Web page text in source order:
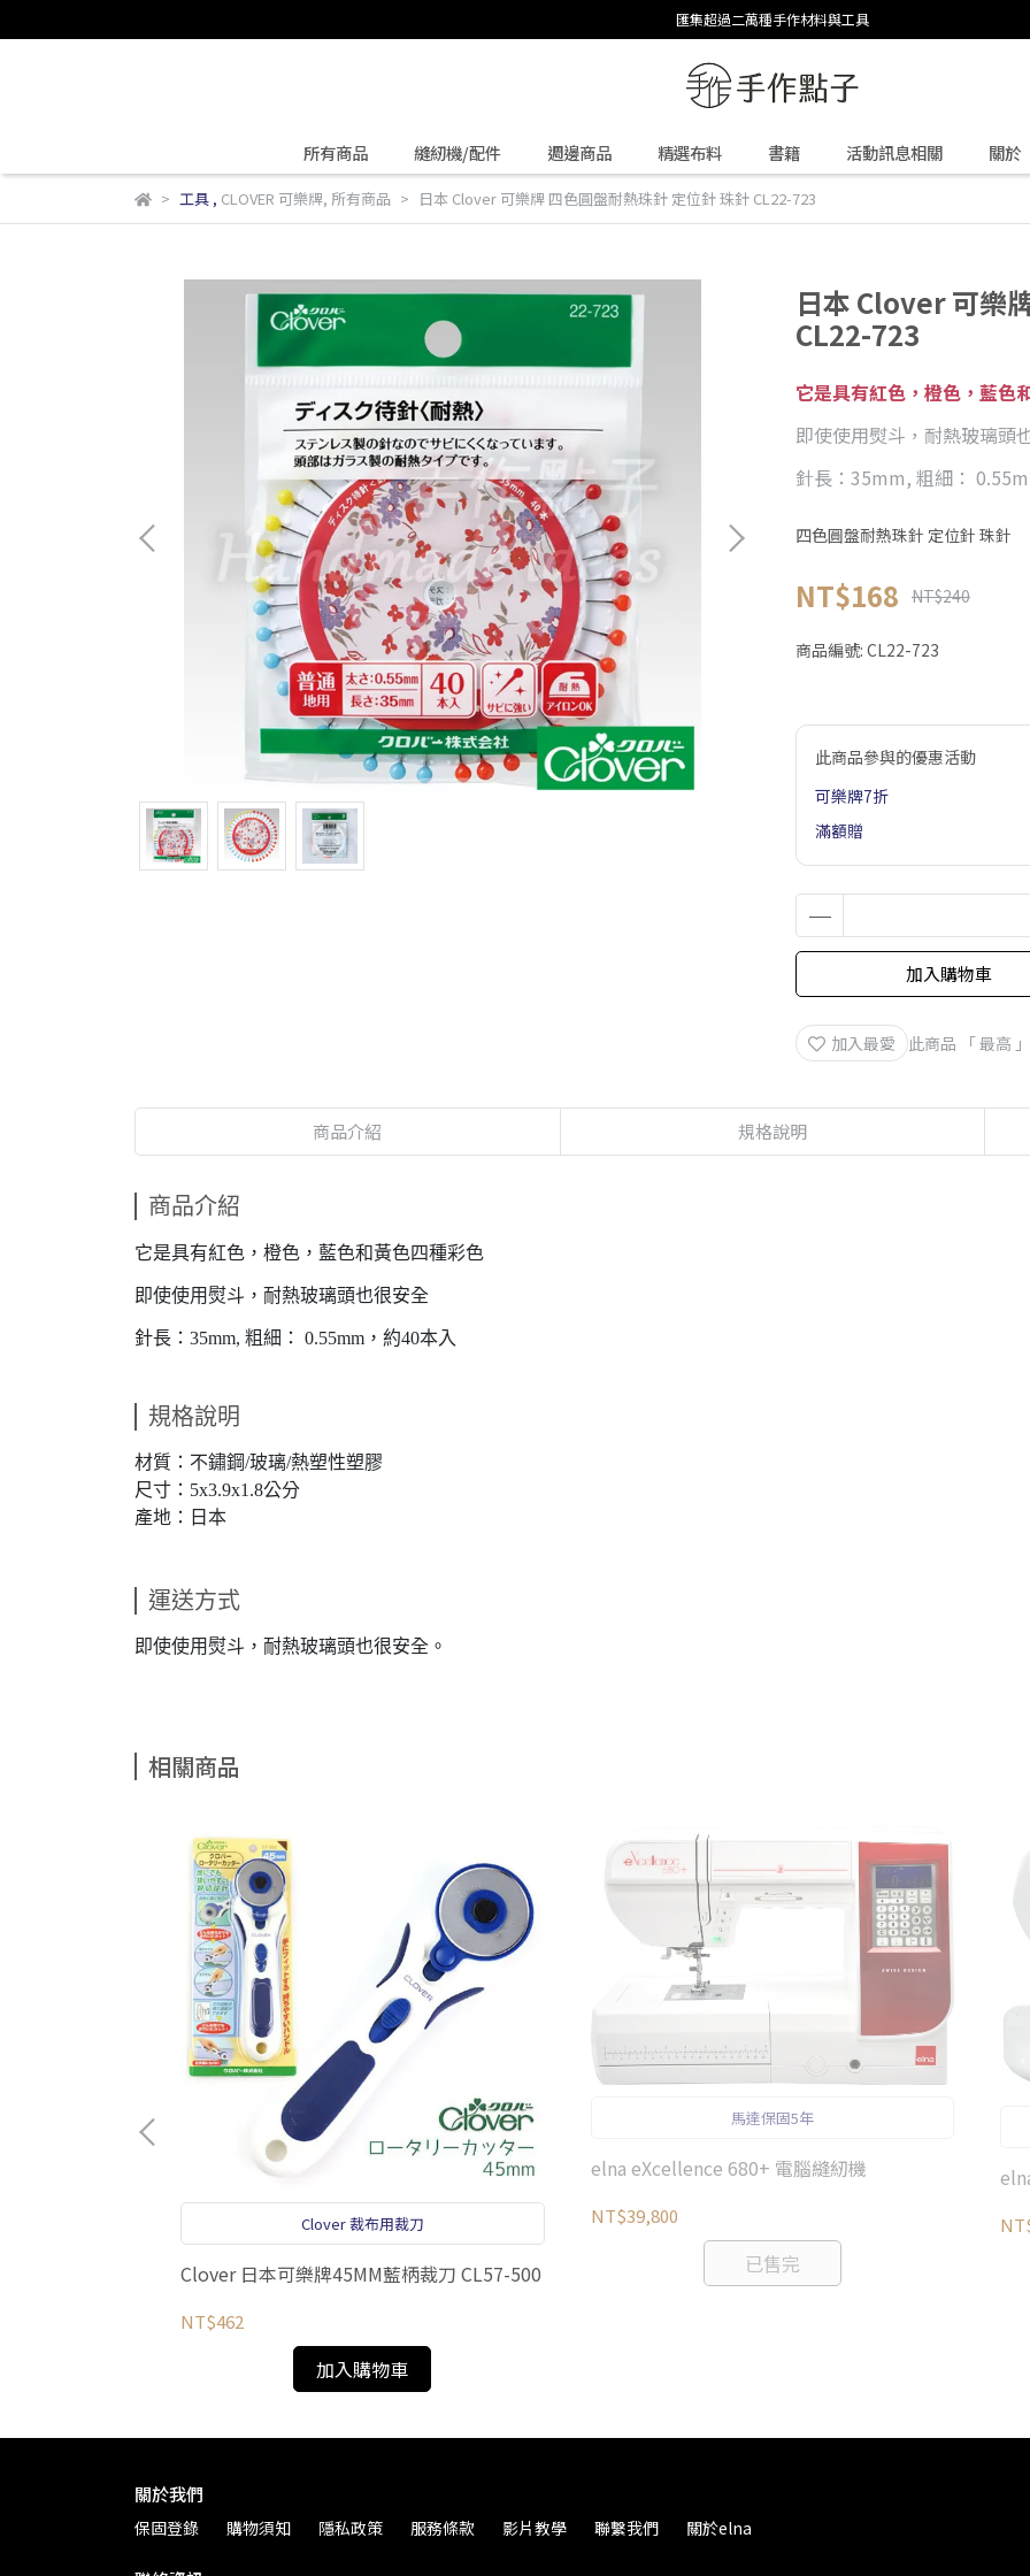
匯集超過二萬種手作材料與工具
所有商品 縫紉機/配件 週邊商品 精選布料 書籍 活動訊息相關 關於
工具, CLOVER 可樂牌, 所有商品 日本 Clover 可樂牌 四色圓盤耐熱珠針 定位針 珠針 CL22-723
日本 Clover 可樂
CL22-723
它是具有紅色，橙色，藍色
即使使用熨斗，耐熱玻璃頭
針長：35mm, 粗細：
四色圓盤耐熱珠針 定位針 珠針
NT$168 NT$240
商品編號: CL22-723
此商品參與的優惠活動
可樂牌7折
滿額贈
加入購物車
加入最愛 此商品 「 最高
商品介紹 規格說明
商品介紹
它是具有紅色，橙色，藍色和黃色四種彩色
即使使用熨斗，耐熱玻璃頭也很安全
針長：35mm, 粗細： 0.55mm，約40本入
規格說明
材質：不鏽鋼/玻璃/熱塑性塑膠
尺寸：5x3.9x1.8公分
產地：日本
運送方式
即使使用熨斗，耐熱玻璃頭也很安全。
相關商品
Clover 裁布用裁刀
Clover 日本可樂牌45MM藍柄裁刀 CL57-500
NT$462
加入購物車
馬達保固5年
elna eXcellence 680+ 電腦縫紉機
NT$39,800
已售完
關於我們
保固登錄 購物須知 隱私政策 服務條款 影片教學 聯繫我們 關於elna